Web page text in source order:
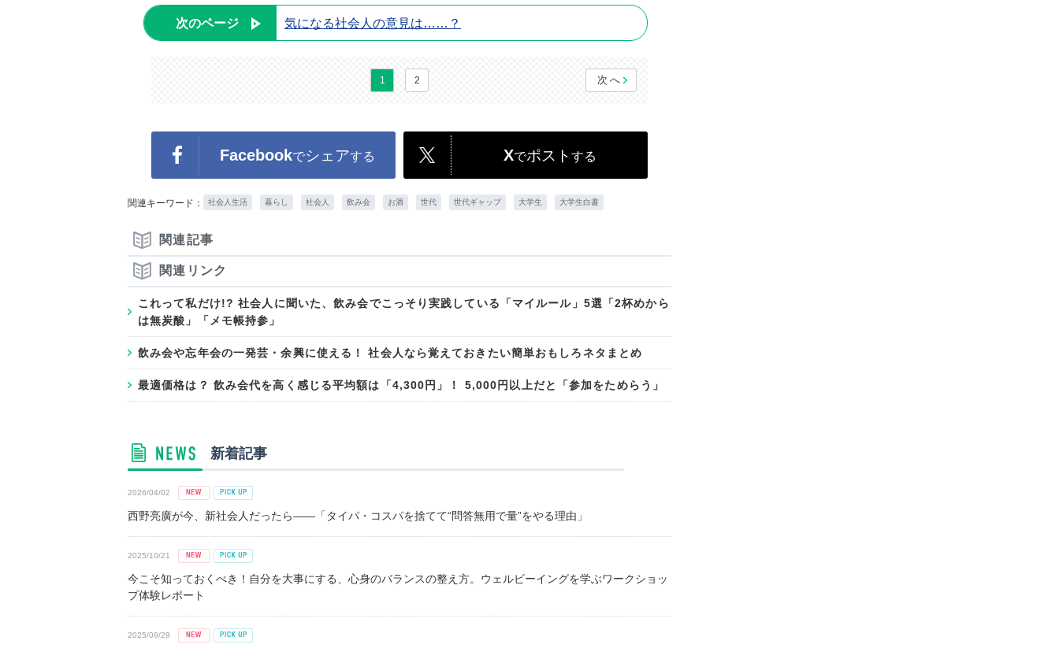
次のページ 気になる社会人の意見は……？
1 2 次へ
Facebookでシェアする Xでポスト する
関連キーワード： 社会人生活 暮らし 社会人 飲み会 お酒 世代 世代ギャップ 大学生 大学生白書
関連記事
関連リンク
これって私だけ!? 社会人に聞いた、飲み会でこっそり実践している「マイルール」5選「2杯めから
は無炭酸」「メモ帳持参」
飲み会や忘年会の一発芸・余興に使える！ 社会人なら覚えておきたい簡単おもしろネタまとめ
最適価格は？ 飲み会代を高く感じる平均額は「4,300円」！ 5,000円以上だと「参加をためらう」
新着記事
2026/04/02
西野亮廣が今、新社会人だったら――「タイパ・コスパを捨てて“問答無用で量”をやる理由」
2025/10/21
今こそ知っておくべき！自分を大事にする、心身のバランスの整え方。ウェルビーイングを学ぶワークショッ
プ体験レポート
2025/09/29